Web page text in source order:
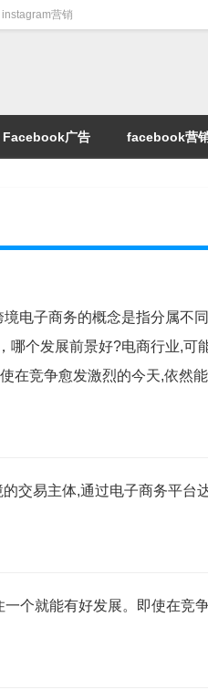
instagram营销
Facebook广告 facebook营
电子商务的概念是指分属不
哪个发展前景好?电商行业,可
在竞争愈发激烈的今天,依然
交易主体,通过电子商务平台
个就能有好发展。即使在竞